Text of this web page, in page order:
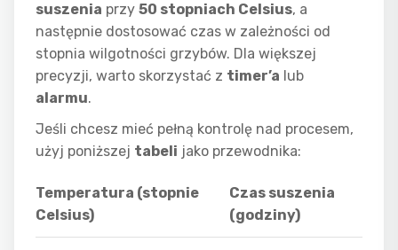
suszenia przy 50 stopniach Celsius, a
następnie dostosować czas w zależności od
stopnia wilgotności grzybów. Dla większej
precyzji, warto skorzystać z timer’a lub
alarmu.
Jeśli chcesz mieć pełną kontrolę nad procesem,
użyj poniższej tabeli jako przewodnika:
Temperatura (stopnie
Celsius)
Czas suszenia
(godziny)